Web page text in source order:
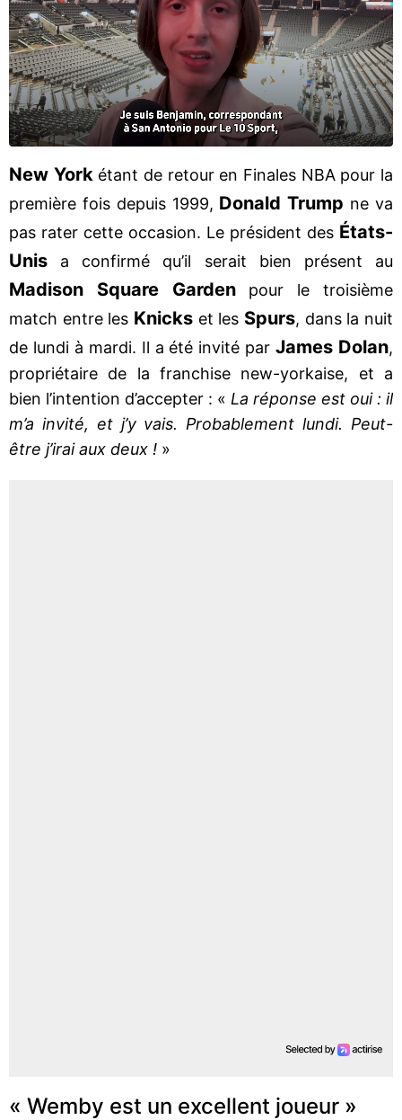
New York étant de retour en Finales NBA pour la
première fois depuis 1999, Donald Trump ne va
pas rater cette occasion. Le président des États-
Unis
a confirmé qu’il serait bien présent au
Madison Square Gardenpour le troisième
match entre les Knicks et les Spurs, dans la nuit
de lundi à mardi. Il a été invité parJames Dolan,
propriétaire de la franchise new-yorkaise, et a
bien l’intention d’accepter : « La réponse est oui : il
m’a invité, et j’y vais. Probablement lundi. Peut-
être j’irai aux deux ! »
« Wemby est un excellent joueur »